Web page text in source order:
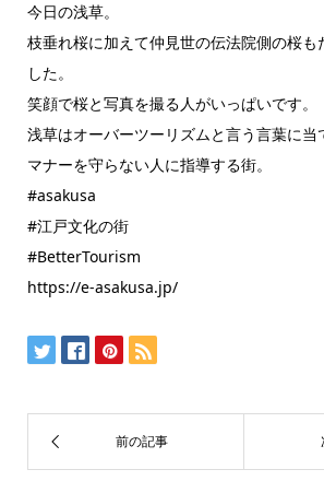
今日の浅草。
枝垂れ桜に加えて仲見世の伝法院側の桜も
した。
笑顔で桜と写真を撮る人がいっぱいです。
浅草はオーバーツーリズムと言う言葉に当
マナーを守らない人に指導する街。
#asakusa
#江戸文化の街
#BetterTourism
https://e-asakusa.jp/